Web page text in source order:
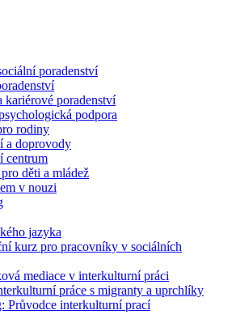
poradenství
kariérové poradenství
podpora
rodiny
a doprovody
centrum
děti a mládež
v nouzi
jazyka
kurz pro pracovníky v sociálních
mediace v interkulturní práci
práce s migranty a uprchlíky
Průvodce interkulturní prací